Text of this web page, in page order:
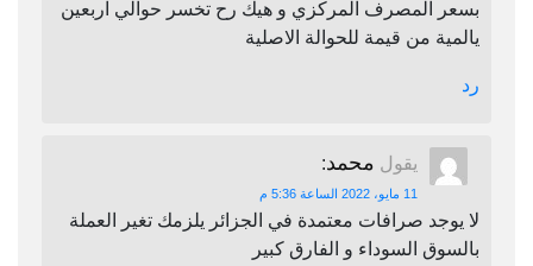
بسعر المصرف المركزي و هيك رح تخسر حوالي اربعين
يالمية من قيمة للحوالة الاصلية
رد
يقول محمد:
11 مايو، 2022 الساعة 5:36 م
لا يوجد صرافات معتمدة في الجزائر يلزمك تغير العملة
بالسوق السوداء و الفارق كبير